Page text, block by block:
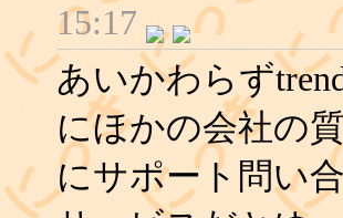
15:17
あいかわらず
にほかの会社の
にサポート問い